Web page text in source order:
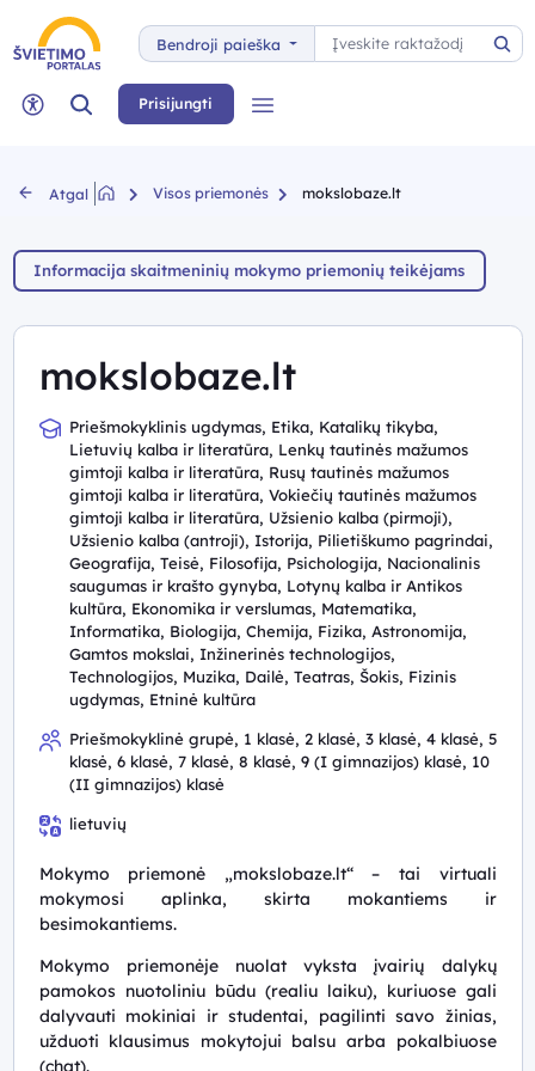
Bendroji paieška
Paieška
Neįgaliųjų rėžimas
Paieška Prisijungti
Atgal Visos priemonės mokslobaze.lt
Informacija skaitmeninių mokymo priemonių teikėjams
mokslobaze.lt
Priešmokyklinis ugdymas, Etika, Katalikų tikyba,
Lietuvių kalba ir literatūra, Lenkų tautinės mažumos
gimtoji kalba ir literatūra, Rusų tautinės mažumos
gimtoji kalba ir literatūra, Vokiečių tautinės mažumos
gimtoji kalba ir literatūra, Užsienio kalba (pirmoji),
Užsienio kalba (antroji), Istorija, Pilietiškumo pagrindai,
Geografija, Teisė, Filosofija, Psichologija, Nacionalinis
saugumas ir krašto gynyba, Lotynų kalba ir Antikos
kultūra, Ekonomika ir verslumas, Matematika,
Informatika, Biologija, Chemija, Fizika, Astronomija,
Gamtos mokslai, Inžinerinės technologijos,
Technologijos, Muzika, Dailė, Teatras, Šokis, Fizinis
ugdymas, Etninė kultūra
Priešmokyklinė grupė, 1 klasė, 2 klasė, 3 klasė, 4 klasė, 5
klasė, 6 klasė, 7 klasė, 8 klasė, 9 (I gimnazijos) klasė, 10
(II gimnazijos) klasė
lietuvių
Mokymo priemonė „mokslobaze.lt“ – tai virtuali
mokymosi aplinka, skirta mokantiems ir
besimokantiems.
Mokymo priemonėje nuolat vyksta įvairių dalykų
pamokos nuotoliniu būdu (realiu laiku), kuriuose gali
dalyvauti mokiniai ir studentai, pagilinti savo žinias,
užduoti klausimus mokytojui balsu arba pokalbiuose
(chat).